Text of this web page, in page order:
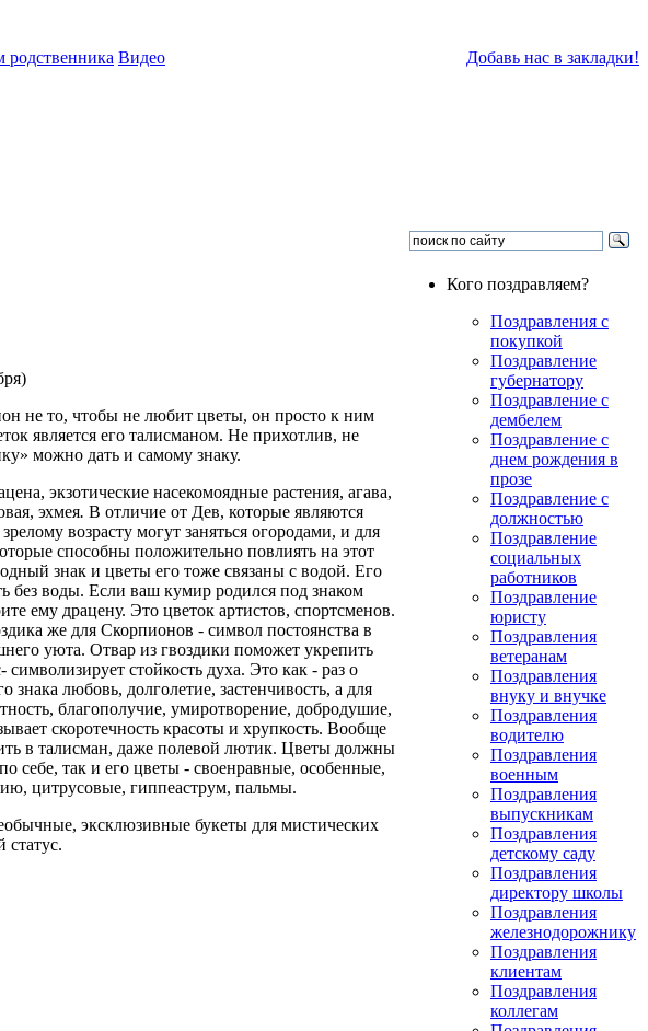
родственника Видео
Добавь нас в закладки!
не то, чтобы не любит цветы, он просто к ним
является его талисманом. Не прихотлив, не
можно дать и самому знаку.
экзотические насекомоядные растения, агава,
эхмея. В отличие от Дев, которые являются
возрасту могут заняться огородами, и для
способны положительно повлиять на этот
знак и цветы его тоже связаны с водой. Его
без воды. Если ваш кумир родился под знаком
ему драцену. Это цветок артистов, спортсменов.
же для Скорпионов - символ постоянства в
уюта. Отвар из гвоздики поможет укрепить
стойкость духа. Это как - раз о
любовь, долголетие, застенчивость, а для
благополучие, умиротворение, добродушие,
скоротечность красоты и хрупкость. Вообще
в талисман, даже полевой лютик. Цветы должны
так и его цветы - своенравные, особенные,
цитрусовые, гиппеаструм, пальмы.
эксклюзивные букеты для мистических
Кого поздравляем?
Поздравления с
покупкой
Поздравление
губернатору
Поздравление с
дембелем
Поздравление с
днем рождения в
прозе
Поздравление с
должностью
Поздравление
социальных
работников
Поздравление
юристу
Поздравления
ветеранам
Поздравления
внуку и внучке
Поздравления
водителю
Поздравления
военным
Поздравления
выпускникам
Поздравления
детскому саду
Поздравления
директору школы
Поздравления
железнодорожнику
Поздравления
клиентам
Поздравления
коллегам